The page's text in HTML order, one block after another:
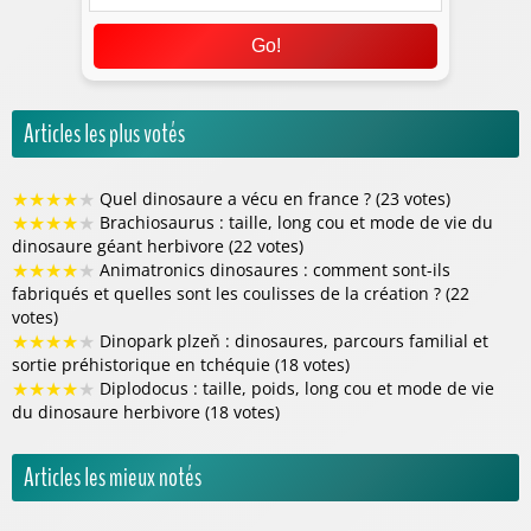
Go!
Articles les plus votés
★★★★★ Quel dinosaure a vécu en france ? (23 votes)
★★★★★ Brachiosaurus : taille, long cou et mode de vie du
dinosaure géant herbivore (22 votes)
★★★★★ Animatronics dinosaures : comment sont-ils
fabriqués et quelles sont les coulisses de la création ? (22
votes)
★★★★★ Dinopark plzeň : dinosaures, parcours familial et
sortie préhistorique en tchéquie (18 votes)
★★★★★ Diplodocus : taille, poids, long cou et mode de vie
du dinosaure herbivore (18 votes)
Articles les mieux notés